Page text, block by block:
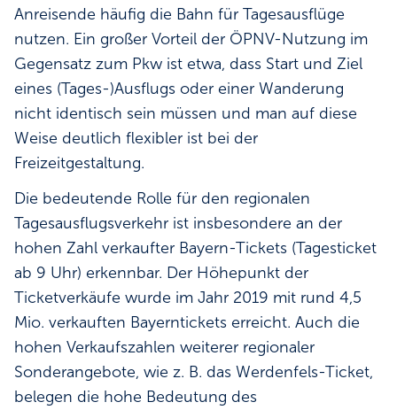
Anreisende häufig die Bahn für Tagesausflüge
nutzen. Ein großer Vorteil der ÖPNV-Nutzung im
Gegensatz zum Pkw ist etwa, dass Start und Ziel
eines (Tages-)Ausflugs oder einer Wanderung
nicht identisch sein müssen und man auf diese
Weise deutlich flexibler ist bei der
Freizeitgestaltung.
Die bedeutende Rolle für den regionalen
Tagesausflugsverkehr ist insbesondere an der
hohen Zahl verkaufter Bayern-Tickets (Tagesticket
ab 9 Uhr) erkennbar. Der Höhepunkt der
Ticketverkäufe wurde im Jahr 2019 mit rund 4,5
Mio. verkauften Bayerntickets erreicht. Auch die
hohen Verkaufszahlen weiterer regionaler
Sonderangebote, wie z. B. das Werdenfels-Ticket,
belegen die hohe Bedeutung des